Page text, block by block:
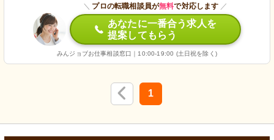
＼ プロの転職相談員が無料で対応します ／
あなたに一番合う求人を
提案してもらう
みんジョブお仕事相談窓口｜10:00-19:00 (土日祝を除く)
1